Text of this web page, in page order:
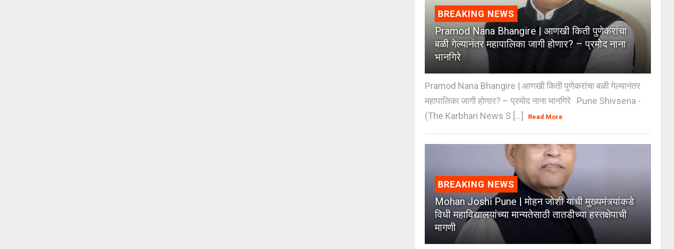
BREAKING NEWS
Pramod Nana Bhangire | आणखी किती पुणेकरांचा
बळी गेल्यानंतर महापालिका जागी होणार? – प्रमोद नाना
भानगिरे
Pramod Nana Bhangire | आणखी किती पुणेकरांचा बळी गेल्यानंतर
महापालिका जागी होणार? – प्रमोद नाना भानगिरे Pune Shivsena -
(The Karbhari News S [...]
Read More
BREAKING NEWS
Mohan Joshi Pune | मोहन जोशी यांची मुख्यमंत्र्यांकडे
विधी महाविद्यालयांच्या मान्यतेसाठी तातडीच्या हस्तक्षेपाची
मागणी